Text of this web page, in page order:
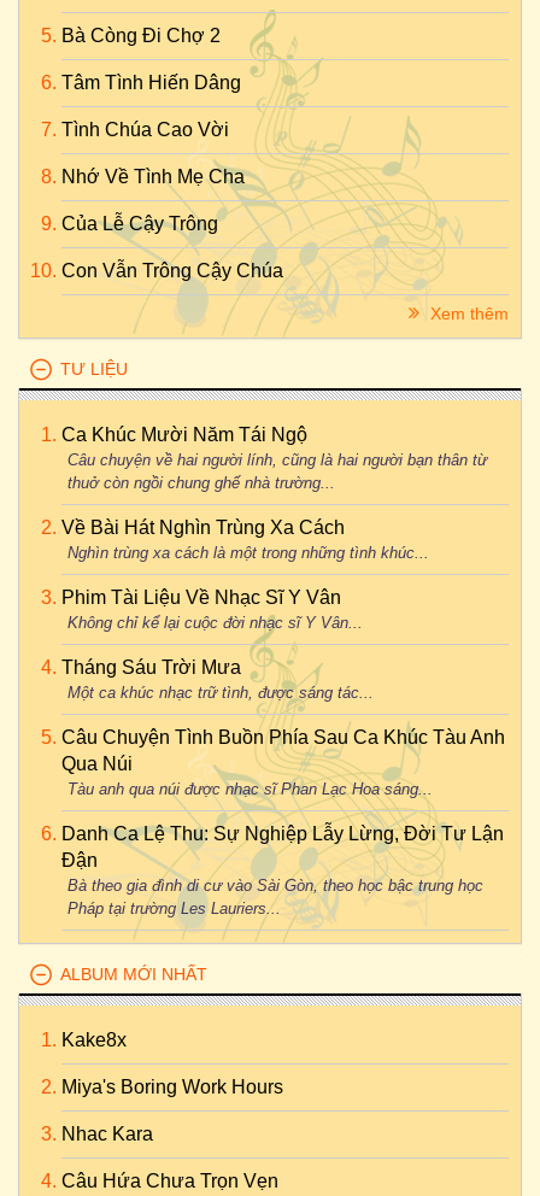
Bà Còng Đi Chợ 2
Tâm Tình Hiến Dâng
Tình Chúa Cao Vời
Nhớ Về Tình Mẹ Cha
Của Lễ Cậy Trông
Con Vẫn Trông Cậy Chúa
Xem thêm
TƯ LIỆU
Ca Khúc Mười Năm Tái Ngộ
Câu chuyện về hai người lính, cũng là hai người bạn thân từ
thuở còn ngồi chung ghế nhà trường...
Về Bài Hát Nghìn Trùng Xa Cách
Nghìn trùng xa cách là một trong những tình khúc...
Phim Tài Liệu Về Nhạc Sĩ Y Vân
Không chỉ kể lại cuộc đời nhạc sĩ Y Vân...
Tháng Sáu Trời Mưa
Một ca khúc nhạc trữ tình, được sáng tác...
Câu Chuyện Tình Buồn Phía Sau Ca Khúc Tàu Anh
Qua Núi
Tàu anh qua núi được nhạc sĩ Phan Lạc Hoa sáng...
Danh Ca Lệ Thu: Sự Nghiệp Lẫy Lừng, Đời Tư Lận
Đận
Bà theo gia đình di cư vào Sài Gòn, theo học bậc trung học
Pháp tại trường Les Lauriers...
ALBUM MỚI NHẤT
Kake8x
Miya's Boring Work Hours
Nhac Kara
Câu Hứa Chưa Trọn Vẹn